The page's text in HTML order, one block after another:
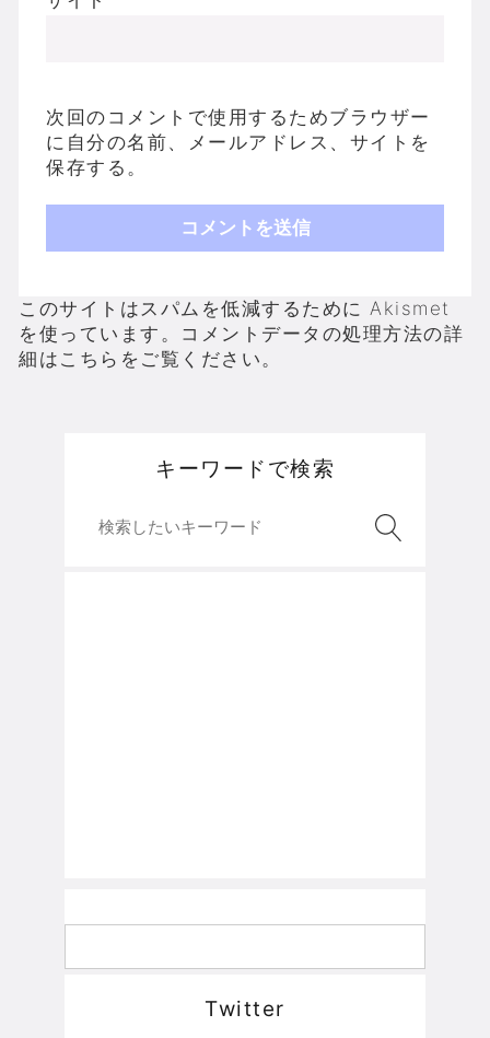
次回のコメントで使用するためブラウザー
に自分の名前、メールアドレス、サイトを
保存する。
このサイトはスパムを低減するために Akismet
を使っています。 コメントデータの処理方法の詳
細はこちらをご覧ください 。
キーワードで検索
Twitter